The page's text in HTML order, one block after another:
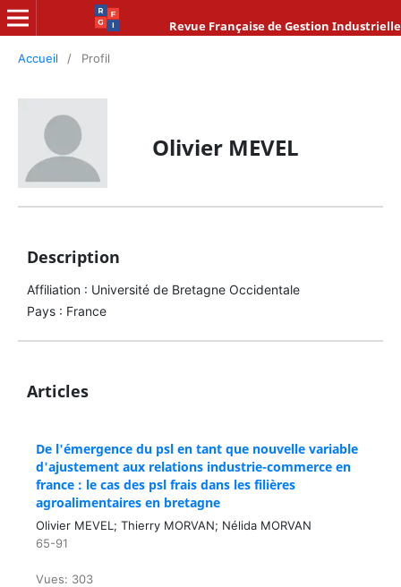
Revue Française de Gestion Industrielle
Accueil / Profil
Olivier MEVEL
Description
Affiliation : Université de Bretagne Occidentale
Pays : France
Articles
De l'émergence du psl en tant que nouvelle variable
d'ajustement aux relations industrie-commerce en
france : le cas des psl frais dans les filières
agroalimentaires en bretagne
Olivier MEVEL; Thierry MORVAN; Nélida MORVAN
65-91
Vues: 303